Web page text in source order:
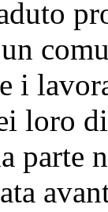
i
loro
parte